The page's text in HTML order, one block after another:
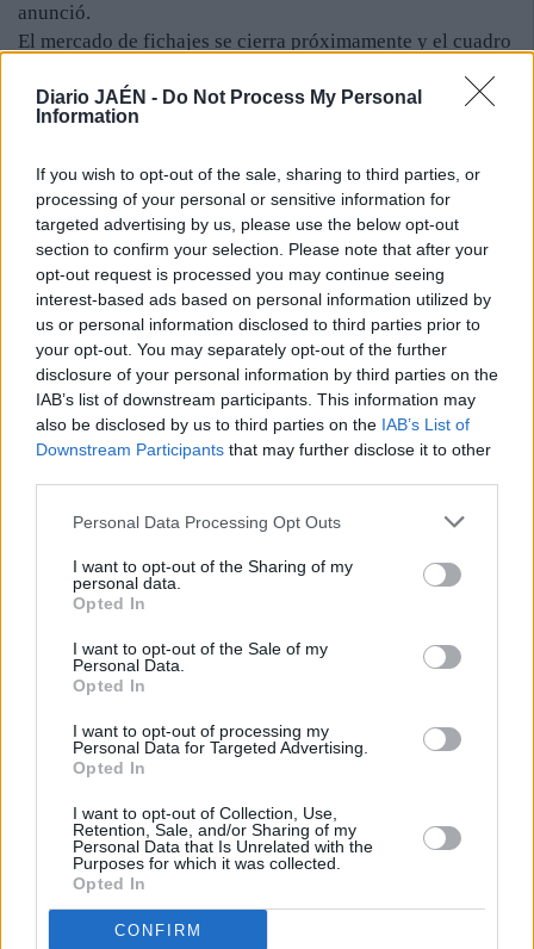
Diario JAÉN - Do Not Process My Personal
Information
If you wish to opt-out of the sale, sharing to third parties, or
processing of your personal or sensitive information for
targeted advertising by us, please use the below opt-out
section to confirm your selection. Please note that after your
opt-out request is processed you may continue seeing
interest-based ads based on personal information utilized by
us or personal information disclosed to third parties prior to
your opt-out. You may separately opt-out of the further
disclosure of your personal information by third parties on the
IAB’s list of downstream participants. This information may
also be disclosed by us to third parties on the IAB’s List of
Downstream Participants that may further disclose it to other
Personal Data Processing Opt Outs
I want to opt-out of the Sharing of my
personal data.
Opted In
I want to opt-out of the Sale of my
Personal Data.
Opted In
I want to opt-out of processing my
Personal Data for Targeted Advertising.
Opted In
I want to opt-out of Collection, Use,
Retention, Sale, and/or Sharing of my
Personal Data that Is Unrelated with the
Purposes for which it was collected.
Opted In
CONFIRM
anunció.
El mercado de fichajes se cierra próximamente y el cuadro
de dos fichas libres, aunque solo puede incorporar a
futbolistas menores de 23 años. El entrenador jiennense
más. “Dentro de la idea que teníamos, la plantilla está
cerrada, salvo que surja alguna sorpresa”, comentó.
Arconada es una persona agradecida y tuvo palabras de
elogio para los aficionados del Real Jaén que viajaron
hasta la capital sevillana, la mayoría de ellos del Grupo
Selecto, un colectivo que tiene la intención de acompañar
al equipo en numerosos desplazamientos. “Agradecer a la
afición el apoyo mostrado durante todo el partido y, sobre
todo, al final del encuentro cuando más difícil es animar
tras una derrota”, terminó.